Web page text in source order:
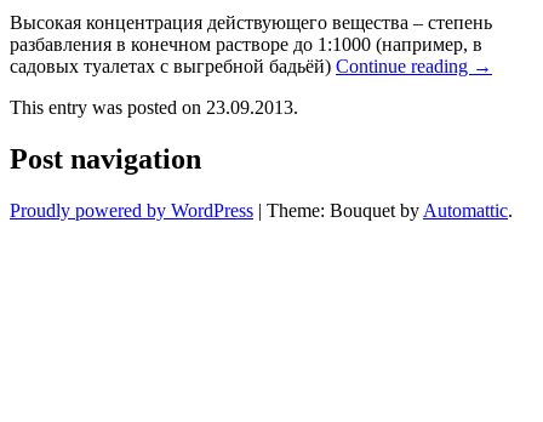
Высокая концентрация действующего вещества – степень
разбавления в конечном растворе до 1:1000 (например, в
садовых туалетах с выгребной бадьёй) Continue reading →
This entry was posted on 23.09.2013.
Post navigation
Proudly powered by WordPress | Theme: Bouquet by Automattic.